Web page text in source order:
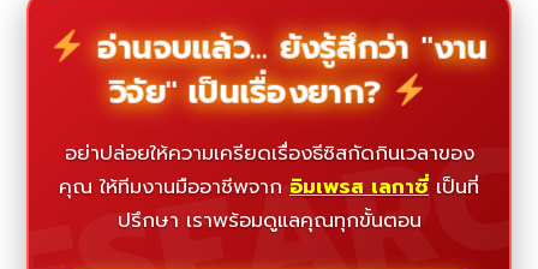
อ่านจบแล้ว... ยังรู้สึกว่า "งาน
วิจัย" เป็นเรื่องยาก?
อย่าปล่อยให้ความเครียดเรื่องธีซิสกัดกินเวลาของ
คุณ ให้ทีมงานมืออาชีพจาก อิมเพรส เลกาซี่ เป็นที่
ปรึกษา เราพร้อมดูแลคุณทุกขั้นตอน